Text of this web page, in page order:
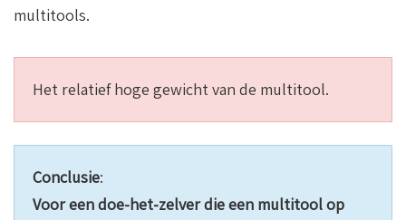
multitools.
Het relatief hoge gewicht van de multitool.
Conclusie:
Voor een doe-het-zelver die een multitool op